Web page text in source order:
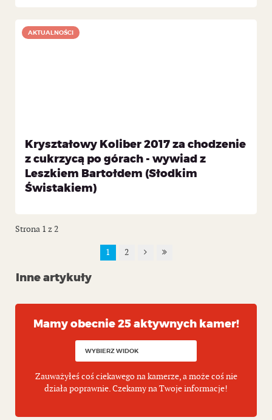
Kryształowy Koliber 2017 za chodzenie
z cukrzycą po górach - wywiad z
Leszkiem Bartołdem (Słodkim
Świstakiem)
AKTUALNOŚCI
Strona 1 z 2
1 2
Inne artykuły
Mamy obecnie 25 aktywnych kamer!
Zauważyłeś coś ciekawego na kamerze, a może coś nie
działa poprawnie. Czekamy na Twoje informacje!